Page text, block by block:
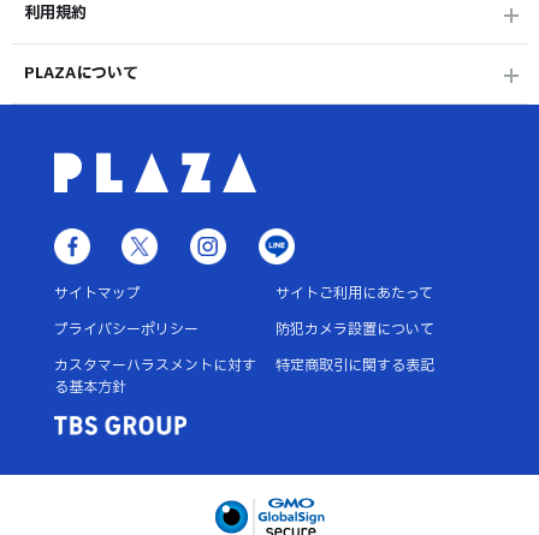
利用規約
PLAZAについて
サイトマップ
サイトご利用にあたって
プライバシーポリシー
防犯カメラ設置について
カスタマーハラスメントに対す
る基本方針
特定商取引に関する表記